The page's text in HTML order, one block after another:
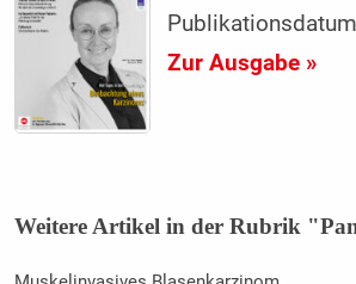
Zur Ausgabe »
Weitere Artikel in der Rubrik